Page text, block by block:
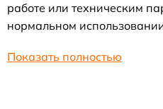
работе или техническим
нормальном
Показать полностью